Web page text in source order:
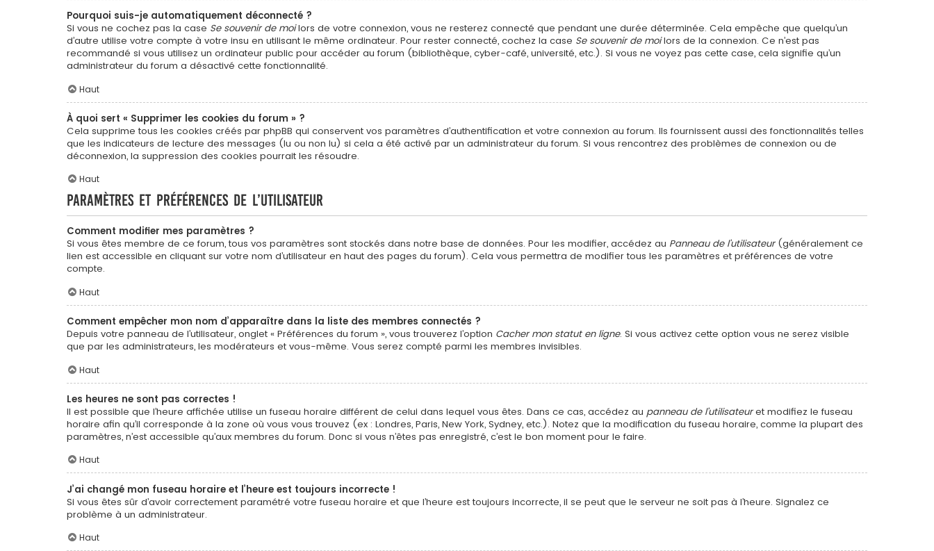
Pourquoi suis-je automatiquement déconnecté ?
Si vous ne cochez pas la case Se souvenir de moilors de votre connexion, vous ne resterez connecté que pendant une durée déterminée. Cela empêche que quelqu’un
d’autre utilise votre compte à votre insu en utilisant le même ordinateur. Pour rester connecté, cochez la case Se souvenir de moilors de la connexion. Ce n’est pas
recommandé si vous utilisez un ordinateur public pour accéder au forum (bibliothèque, cyber-café, université, etc.). Si vous ne voyez pas cette case, cela signifie qu’un
administrateur du forum a désactivé cette fonctionnalité.
Haut
À quoi sert « Supprimer les cookies du forum » ?
Cela supprime tous les cookies créés par phpBB qui conservent vos paramètres d’authentification et votre connexion au forum. Ils fournissent aussi des fonctionnalités telles
que les indicateurs de lecture des messages (lu ou non lu) si cela a été activé par un administrateur du forum. Si vous rencontrez des problèmes de connexion ou de
déconnexion, la suppression des cookies pourrait les résoudre.
Haut
Paramètres et préférences de l’utilisateur
Comment modifier mes paramètres ?
Si vous êtes membre de ce forum, tous vos paramètres sont stockés dans notre base de données. Pour les modifier, accédez au Panneau de l’utilisateur(généralement ce
lien est accessible en cliquant sur votre nom d’utilisateur en haut des pages du forum). Cela vous permettra de modifier tous les paramètres et préférences de votre
compte.
Haut
Comment empêcher mon nom d’apparaître dans la liste des membres connectés ?
Depuis votre panneau de l’utilisateur, onglet « Préférences du forum », vous trouverez l’option Cacher mon statut en ligne. Si vous activez cette option vous ne serez visible
que par les administrateurs, les modérateurs et vous-même. Vous serez compté parmi les membres invisibles.
Haut
Les heures ne sont pas correctes !
Il est possible que l’heure affichée utilise un fuseau horaire différent de celui dans lequel vous êtes. Dans ce cas, accédez au panneau de l’utilisateuret modifiez le fuseau
horaire afin qu’il corresponde à la zone où vous vous trouvez (ex : Londres, Paris, New York, Sydney, etc.). Notez que la modification du fuseau horaire, comme la plupart des
paramètres, n’est accessible qu’aux membres du forum. Donc si vous n’êtes pas enregistré, c’est le bon moment pour le faire.
Haut
J’ai changé mon fuseau horaire et l’heure est toujours incorrecte !
Si vous êtes sûr d’avoir correctement paramétré votre fuseau horaire et que l’heure est toujours incorrecte, il se peut que le serveur ne soit pas à l’heure. Signalez ce
problème à un administrateur.
Haut